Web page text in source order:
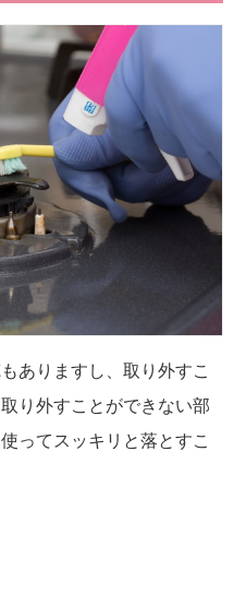
ありますし、取り外すこ
り外すことができない部
ってスッキリと落とすこ